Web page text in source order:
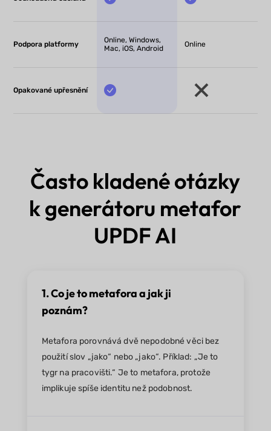
Podpora platformy
Online, Windows,
Mac, iOS, Android
Online
Opakované upřesnění
Často kladené otázky
k generátoru metafor
UPDF AI
1. Co je to metafora a jak ji
poznám?
Metafora porovnává dvě nepodobné věci bez
použití slov „jako“ nebo „jako“. Příklad: „Je to
tygr na pracovišti.“ Je to metafora, protože
implikuje spíše identitu než podobnost.